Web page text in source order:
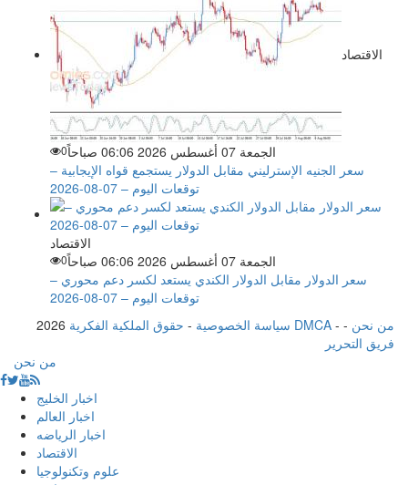
الاقتصاد
الجمعة 07 أغسطس 2026 06:06 صباحاً 0
سعر الجنيه الإسترليني مقابل الدولار يستجمع قواه الإيجابية –
توقعات اليوم – 07-08-2026
الاقتصاد
الجمعة 07 أغسطس 2026 06:06 صباحاً
0
سعر الدولار مقابل الدولار الكندي يستعد لكسر دعم محوري –
توقعات اليوم – 07-08-2026
2026
سياسة الخصوصية - حقوق الملكية الفكرية DMCA - من نحن -
فريق التحرير
من نحن
اخبار الخليج
اخبار العالم
اخبار الرياضه
الاقتصاد
علوم وتكنولوجيا